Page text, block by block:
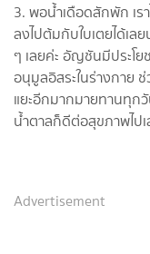
3. พอน้ำเดือดสักพัก เ
ลงไปต้มกับใบเตยได้เ
ๆ เลยค่ะ อัญชันมีประโย
อนุมูลอิสระในร่างกาย
แยะอีกมากมายทานทุก
น้ำตาลก็ดีต่อสุขภาพไปเ
Advertisement